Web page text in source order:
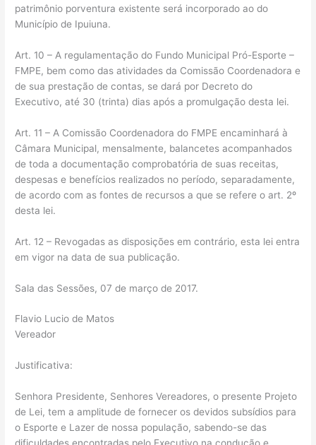
patrimônio porventura existente será incorporado ao do
Município de Ipuiuna.
Art. 10 – A regulamentação do Fundo Municipal Pró-Esporte –
FMPE, bem como das atividades da Comissão Coordenadora e
de sua prestação de contas, se dará por Decreto do
Executivo, até 30 (trinta) dias após a promulgação desta lei.
Art. 11 – A Comissão Coordenadora do FMPE encaminhará à
Câmara Municipal, mensalmente, balancetes acompanhados
de toda a documentação comprobatória de suas receitas,
despesas e benefícios realizados no período, separadamente,
de acordo com as fontes de recursos a que se refere o art. 2º
desta lei.
Art. 12 – Revogadas as disposições em contrário, esta lei entra
em vigor na data de sua publicação.
Sala das Sessões, 07 de março de 2017.
Flavio Lucio de Matos
Vereador
Justificativa:
Senhora Presidente, Senhores Vereadores, o presente Projeto
de Lei, tem a amplitude de fornecer os devidos subsídios para
o Esporte e Lazer de nossa população, sabendo-se das